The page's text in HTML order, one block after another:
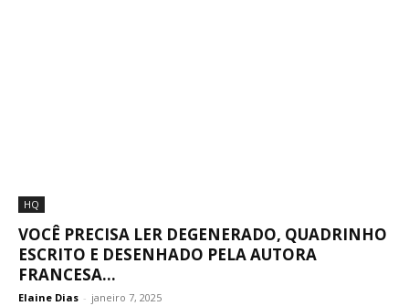
HQ
VOCÊ PRECISA LER DEGENERADO, QUADRINHO
ESCRITO E DESENHADO PELA AUTORA
FRANCESA...
Elaine Dias - janeiro 7, 2025